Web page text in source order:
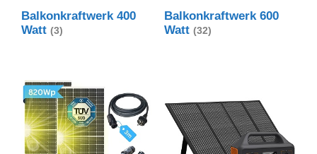
Balkonkraftwerk 400
Watt (3)
Balkonkraftwerk 600
Watt (32)